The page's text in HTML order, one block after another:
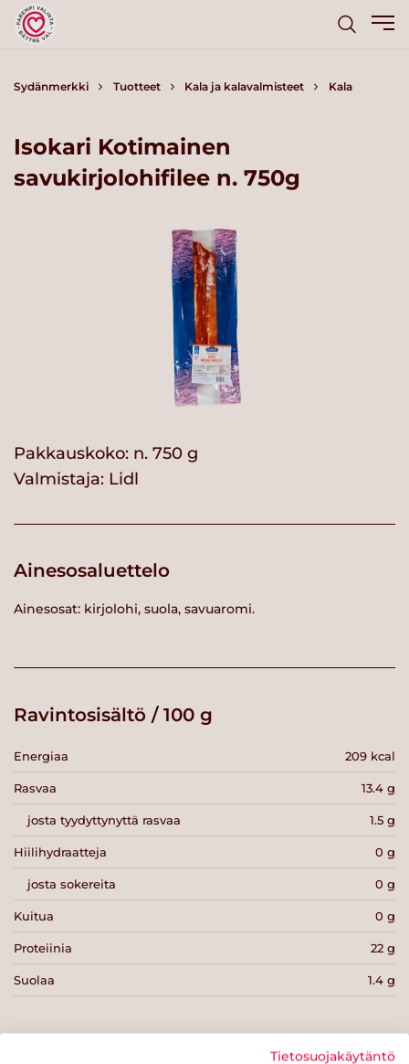
Sydänmerkki Tuotteet Kala ja kalavalmisteet Kala
Isokari Kotimainen
savukirjolohifilee n. 750g
Pakkauskoko: n. 750 g
Valmistaja: Lidl
Ainesosaluettelo
Ainesosat: kirjolohi, suola, savuaromi.
Ravintosisältö / 100 g
Energiaa 209 kcal
Rasvaa 13.4 g
josta tyydyttynyttä rasvaa 1.5 g
Hiilihydraatteja 0 g
josta sokereita 0 g
Kuitua 0 g
Proteiinia 22 g
Suolaa 1.4 g
Tietosuojakäytäntö